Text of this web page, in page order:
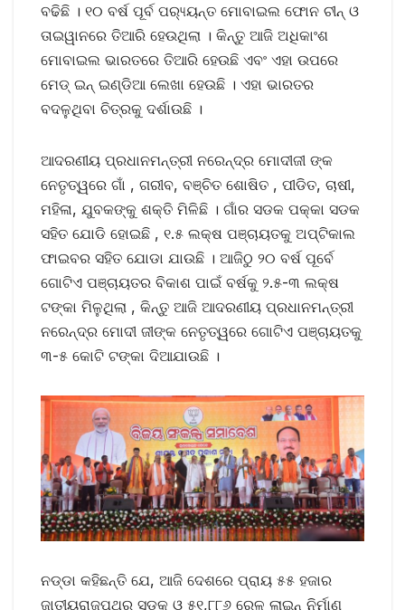
ବଢିଛି । ୧୦ ବର୍ଷ ପୂର୍ବ ପର‌୍ୟ୍ୟନ୍ତ ମୋବାଇଲ ଫୋନ ଚୀନ୍ ଓ
ତାଇୱାନରେ ତିଆରି ହେଉଥିଲା । କିନ୍ତୁ ଆଜି ଅଧିକାଂଶ
ମୋବାଇଲ ଭାରତରେ ତିଆରି ହେଉଛି ଏବଂ ଏହା ଉପରେ
ମେଡ୍ ଇନ୍ ଇଣ୍ଡିଆ ଲେଖା ହେଉଛି । ଏହା ଭାରତର
ବଦଳୁଥିବା ଚିତ୍ରକୁ ଦର୍ଶାଉଛି ।
ଆଦରଣୀୟ ପ୍ରଧାନମନ୍ତ୍ରୀ ନରେନ୍ଦ୍ର ମୋଦୀଜୀ ଙ୍କ
ନେତୃତ୍ୱରେ ଗାଁ , ଗରୀବ, ବଞ୍ଚିତ ଶୋଷିତ , ପୀଡିତ, ଚାଷୀ,
ମହିଳା, ଯୁବକଙ୍କୁ ଶକ୍ତି ମିଳିଛି । ଗାଁର ସଡକ ପକ୍କା ସଡକ
ସହିତ ଯୋଡି ହୋଇଛି , ୧.୫ ଲକ୍ଷ ପଞ୍ଚାୟତକୁ ଅପ୍ଟିକାଲ
ଫାଇବର ସହିତ ଯୋଡା ଯାଉଛି । ଆଜିଠୁ ୨୦ ବର୍ଷ ପୂର୍ବେ
ଗୋଟିଏ ପଞ୍ଚାୟତର ବିକାଶ ପାଇଁ ବର୍ଷକୁ ୨.୫-୩ ଲକ୍ଷ
ଟଙ୍କା ମିଳୁଥିଲା , କିନ୍ତୁ ଆଜି ଆଦରଣୀୟ ପ୍ରଧାନମନ୍ତ୍ରୀ
ନରେନ୍ଦ୍ର ମୋଦୀ ଜୀଙ୍କ ନେତୃତ୍ୱରେ ଗୋଟିଏ ପଞ୍ଚାୟତକୁ
୩-୫ କୋଟି ଟଙ୍କା ଦିଆଯାଉଛି ।
ନଡ୍ଡା କହିଛନ୍ତି ଯେ, ଆଜି ଦେଶରେ ପ୍ରାୟ ୫୫ ହଜାର
ଜାତୀୟରାଜପଥର ସଡକ ଓ ୫୧,୮୮୬ ରେଳ ଲାଇନ୍ ନିର୍ମାଣ